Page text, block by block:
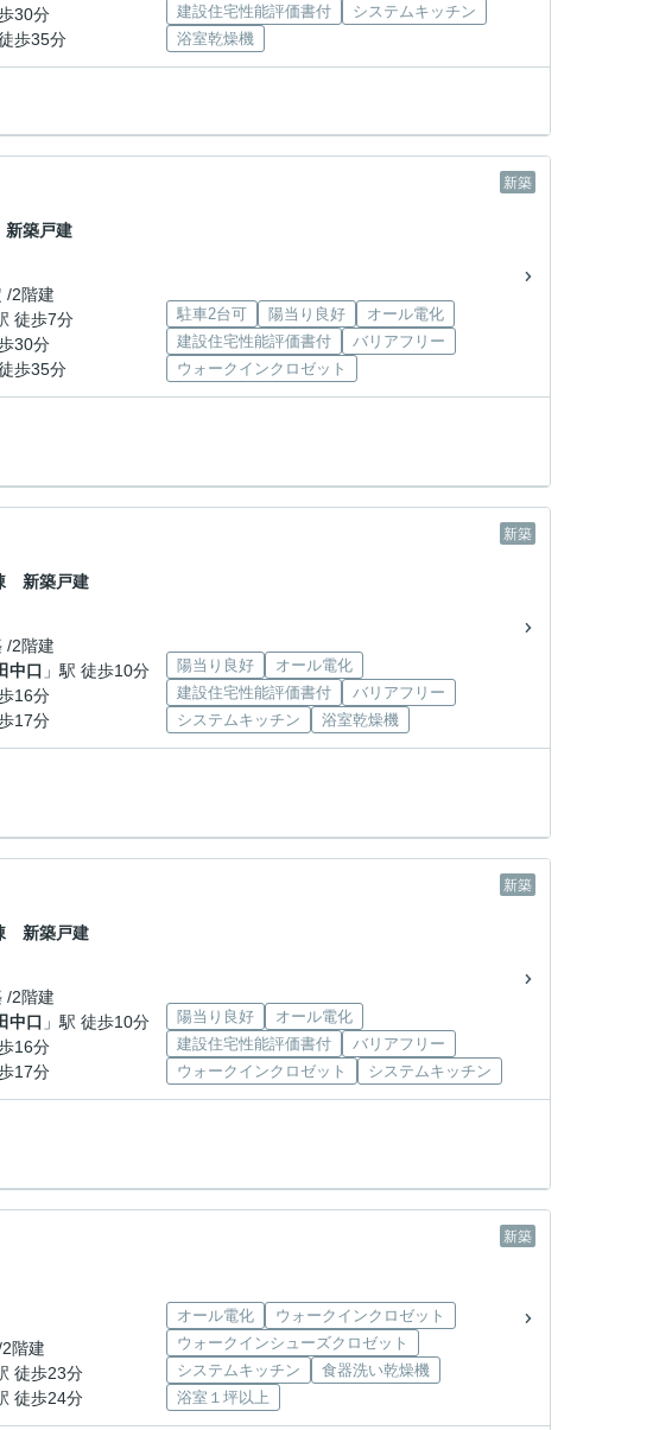
30分
歩35分
建設住宅性能評価書付
システムキッチン
浴室乾燥機
新築
築戸建
/2階建
徒歩7分
30分
歩35分
駐車2台可 陽当り良好
オール電化
建設住宅性能評価書付
バリアフリー
ウォークインクロゼット
新築
新築戸建
/2階建
中口 」駅 徒歩10分
16分
17分
陽当り良好
オール電化
建設住宅性能評価書付
バリアフリー
システムキッチン
浴室乾燥機
新築
新築戸建
/2階建
中口 」駅 徒歩10分
16分
17分
陽当り良好
オール電化
建設住宅性能評価書付
バリアフリー
ウォークインクロゼット
システムキッチン
新築
階建
徒歩23分
徒歩24分
オール電化
ウォークインクロゼット
ウォークインシューズクロゼット
システムキッチン
食器洗い乾燥機
浴室１坪以上